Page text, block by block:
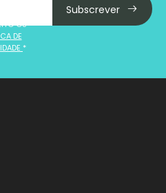
Subscrever
OS
DE
*